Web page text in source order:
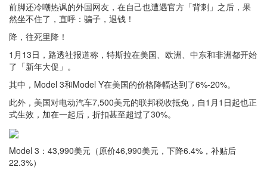
前脚还冷嘲热讽的外国网友，在自己也遭遇官方「背刺」之后，果
然坐不住了，直呼：骗子，退钱！
降，往死里降！
1月13日，路透社报道称，特斯拉在美国、欧洲、中东和非洲都开始
了「新年大促」。
其中，Model 3和Model Y在美国的价格降幅达到了6%-20%。
此外，美国对电动汽车7,500美元的联邦税收抵免，自1月1日起也正
式生效，加在一起后，折扣甚至超过了30%。
Model 3：43,990美元（原价46,990美元，下降6.4%，补贴后
22.3%）